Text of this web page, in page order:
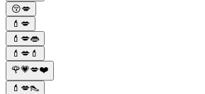
😚💋
💄💋
💄💋👄
💄💋💄
🌹💗💋❤️
💄💋👠